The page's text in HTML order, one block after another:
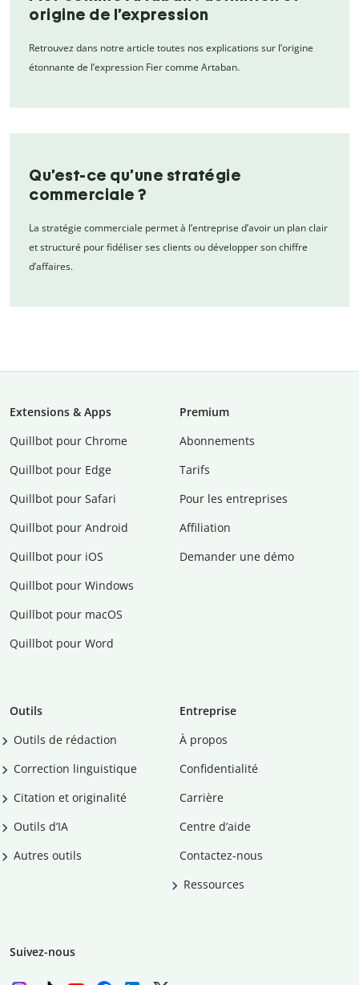
origine de l’expression
Retrouvez dans notre article toutes nos explications sur l’origine
étonnante de l’expression Fier comme Artaban.
Qu’est-ce qu’une stratégie
commerciale ?
La stratégie commerciale permet à l’entreprise d’avoir un plan clair
et structuré pour fidéliser ses clients ou développer son chiffre
d’affaires.
Extensions & Apps
Quillbot pour Chrome
Quillbot pour Edge
Quillbot pour Safari
Quillbot pour Android
Quillbot pour iOS
Quillbot pour Windows
Quillbot pour macOS
Quillbot pour Word
Premium
Abonnements
Tarifs
Pour les entreprises
Affiliation
Demander une démo
Outils
Outils de rédaction
Correction linguistique
Citation et originalité
Outils d’IA
Autres outils
Entreprise
À propos
Confidentialité
Carrière
Centre d’aide
Contactez-nous
Ressources
Suivez-nous